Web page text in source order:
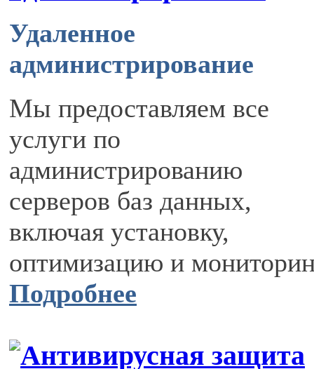
Удаленное
администрирование
Мы предоставляем все
услуги по
администрированию
серверов баз данных,
включая установку,
оптимизацию и
Подробнее